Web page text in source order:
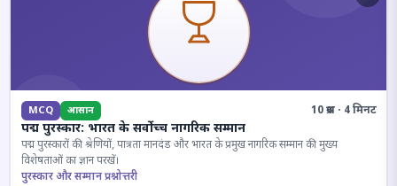
MCQ आसान 10 प्रश्न · 4 मिनट
पद्म पुरस्कार: भारत के सर्वोच्च नागरिक सम्मान
पद्म पुरस्कारों की श्रेणियों, पात्रता मानदंड और भारत के प्रमुख नागरिक सम्मान की मुख्य
विशेषताओं का ज्ञान परखें।
पुरस्कार और सम्मान प्रश्नोत्तरी